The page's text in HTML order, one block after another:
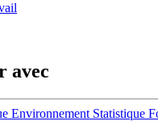
avec
Environnement Statistique